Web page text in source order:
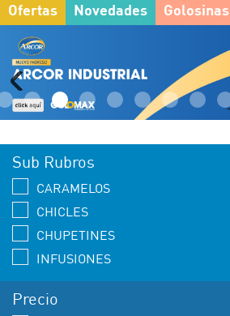
Ofertas Novedades Golosinas
Sub Rubros
CARAMELOS
CHICLES
CHUPETINES
INFUSIONES
Precio